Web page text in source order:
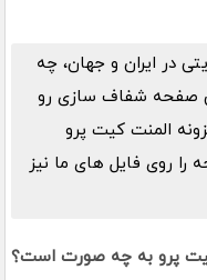
در ایران و جهان، چه
صفحه شفاف سازی رو
المنت کیت پرو
روی فایل های ما نیز
کیت پرو به چه صورت است؟